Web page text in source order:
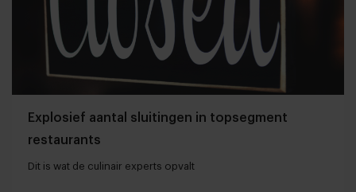
Explosief aantal sluitingen in topsegment
restaurants
Dit is wat de culinair experts opvalt